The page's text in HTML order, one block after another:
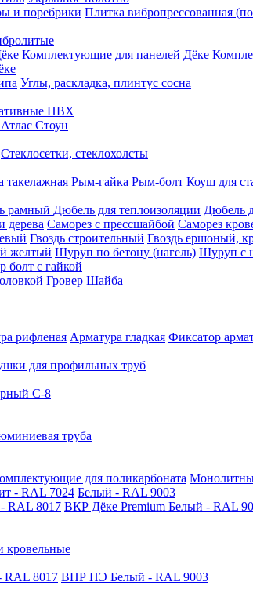
и поребрики Плитка вибропрессованная
Комплектующие для панелей Дёке
Углы, раскладка, плинтус сосна
ПВХ
Стоун
Стеклосетки, стеклохолсты
такелажная Рым-гайка Рым-болт Коуш для
рамный Дюбель для теплоизоляции Дюбель
дерева Саморез с прессшайбой Саморез
Гвоздь строительный Гвоздь ершоный,
желтый Шуруп по бетону (нагель) Шуруп с
болт с гайкой
Гровер Шайба
рифленая Арматура гладкая Фиксатор
для профильных труб
С-8
труба
для поликарбоната
- RAL 7024 Белый - RAL 9003
RAL 8017 ВКР Дёке Premium Белый - RAL
кровельные
8017 ВПР ПЭ Белый - RAL 9003